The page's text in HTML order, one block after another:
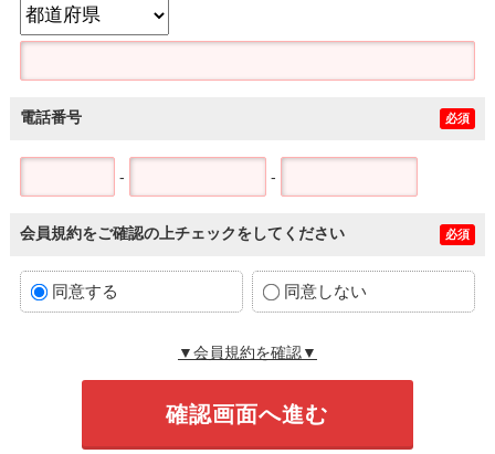
電話番号 必須
- -
会員規約をご確認の上チェックをしてください 必須
同意する 同意しない
▼会員規約を確認▼